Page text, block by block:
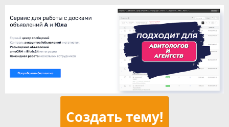
Создать тему!